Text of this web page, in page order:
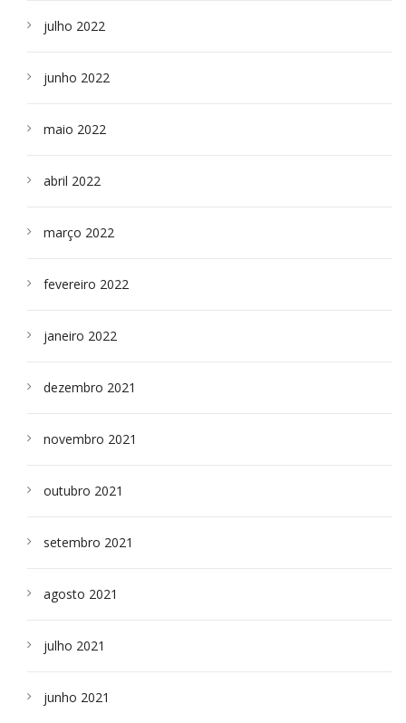
julho 2022
junho 2022
maio 2022
abril 2022
março 2022
fevereiro 2022
janeiro 2022
dezembro 2021
novembro 2021
outubro 2021
setembro 2021
agosto 2021
julho 2021
junho 2021